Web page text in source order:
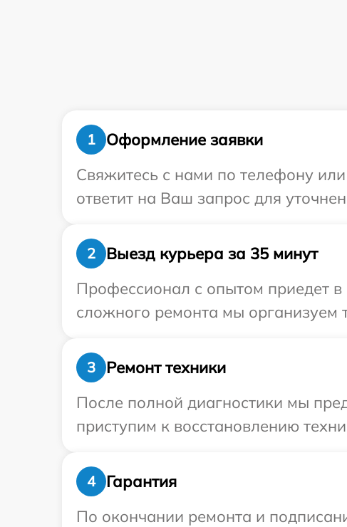
1
Оформление заявки
Свяжитесь с нами по телефону
ответит на Ваш запрос для
2
Выезд курьера за 35 минут
Профессионал с опытом приедет
сложного ремонта мы организуем
3
Ремонт техники
После полной диагностики мы
приступим к восстановлению
4
Гарантия
По окончании ремонта и